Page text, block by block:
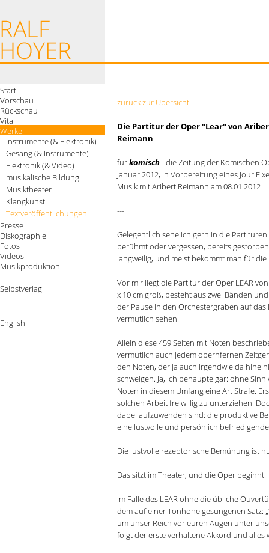
Start
Vorschau
Rückschau
Vita
Werke
Instrumente (& Elektronik)
Gesang (& Instrumente)
Elektronik (& Video)
musikalische Bildung
Musiktheater
Klangkunst
Textveröffentlichungen
Presse
Diskographie
Fotos
Videos
Musikproduktion
Selbstverlag
English
zurück zur Übersicht
Die Partitur der Oper "Lear" von
Reimann
fürkomisch- die Zeitung der Komischen
Januar 2012, in Vorbereitung eines Jour
Musik mit Aribert Reimann am 08.01.2012
---
Gelegentlich sehe ich gern in die
berühmt oder vergessen, bereits
langweilig, und meist bekommt man für
Vor mir liegt die Partitur der Oper LEAR
x 10 cm groß, besteht aus zwei Bänden
der Pause in den Orchestergraben auf
vermutlich sehen.
Allein diese 459 Seiten mit Noten
vermutlich auch jedem opernfernen
den Noten, der ja auch irgendwie da
schweigen. Ja, ich behaupte gar: ohne
Noten in diesem Umfang eine Art Strafe.
solchen Arbeit freiwillig zu unterziehen.
dabei aufzuwenden sind: die produktive
eine lustvolle und persönlich
Die lustvolle rezeptorische Bemühung ist
Das sitzt im Theater, und die Oper beginnt.
Im Falle des LEAR ohne die übliche
dem auf einer Tonhöhe gesungenen Satz:
um unser Reich vor euren Augen unter
folgt der erste verhaltene Akkord und alles